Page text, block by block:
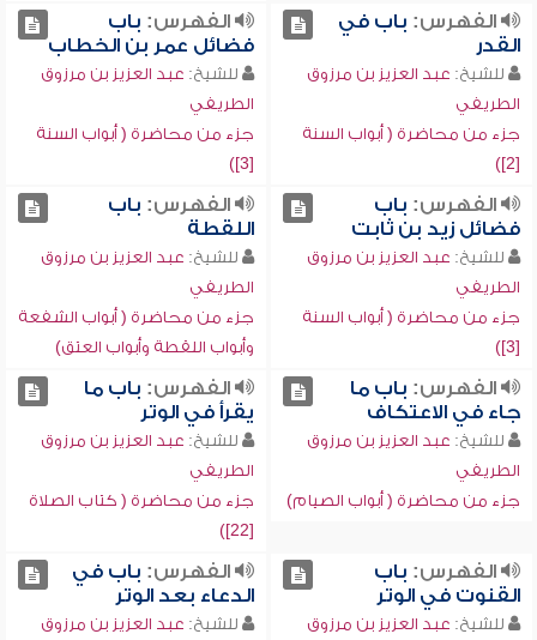
الفهرس: باب في
القدر
للشيخ: عبد العزيز بن مرزوق
الطريفي
جزء من محاضرة ( أبواب السنة
[2])
الفهرس: باب
فضائل عمر بن الخطاب
للشيخ: عبد العزيز بن مرزوق
الطريفي
جزء من محاضرة ( أبواب السنة
[3])
الفهرس: باب
فضائل زيد بن ثابت
للشيخ: عبد العزيز بن مرزوق
الطريفي
جزء من محاضرة ( أبواب السنة
[3])
الفهرس: باب
اللقطة
للشيخ: عبد العزيز بن مرزوق
الطريفي
جزء من محاضرة ( أبواب الشفعة
وأبواب اللقطة وأبواب العتق)
الفهرس: باب ما
جاء في الاعتكاف
للشيخ: عبد العزيز بن مرزوق
الطريفي
جزء من محاضرة ( أبواب الصيام)
الفهرس: باب ما
يقرأ في الوتر
للشيخ: عبد العزيز بن مرزوق
الطريفي
جزء من محاضرة ( كتاب الصلاة
[22])
الفهرس: باب
القنوت في الوتر
للشيخ: عبد العزيز بن مرزوق
الفهرس: باب في
الدعاء بعد الوتر
للشيخ: عبد العزيز بن مرزوق